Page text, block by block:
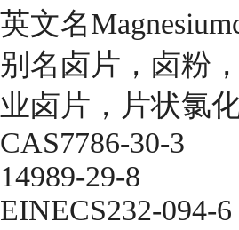
英文名
别名卤片，卤粉
业卤片，片状氯
CAS7786-30-3
14989-29-8
EINECS232-094-6